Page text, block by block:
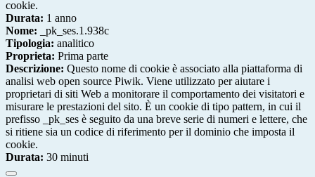
cookie.
Durata: 1 anno
Nome: _pk_ses.1.938c
Tipologia: analitico
Proprieta: Prima parte
Descrizione: Questo nome di cookie è associato alla piattaforma di
analisi web open source Piwik. Viene utilizzato per aiutare i
proprietari di siti Web a monitorare il comportamento dei visitatori e
misurare le prestazioni del sito. È un cookie di tipo pattern, in cui il
prefisso _pk_ses è seguito da una breve serie di numeri e lettere, che
si ritiene sia un codice di riferimento per il dominio che imposta il
cookie.
Durata: 30 minuti